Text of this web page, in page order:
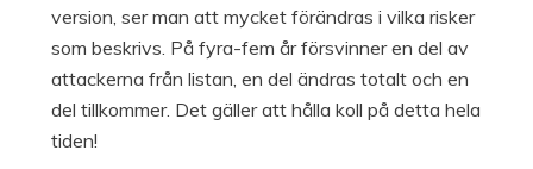
version, ser man att mycket förändras i vilka risker
som beskrivs. På fyra-fem år försvinner en del av
attackerna från listan, en del ändras totalt och en
del tillkommer. Det gäller att hålla koll på detta hela
tiden!